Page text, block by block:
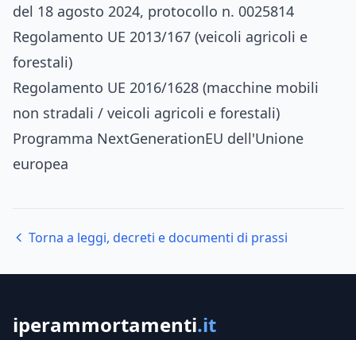
del 18 agosto 2024, protocollo n. 0025814
Regolamento UE 2013/167 (veicoli agricoli e
forestali)
Regolamento UE 2016/1628 (macchine mobili
non stradali / veicoli agricoli e forestali)
Programma NextGenerationEU dell'Unione
europea
Torna a leggi, decreti e documenti di prassi
iperammortamenti.it